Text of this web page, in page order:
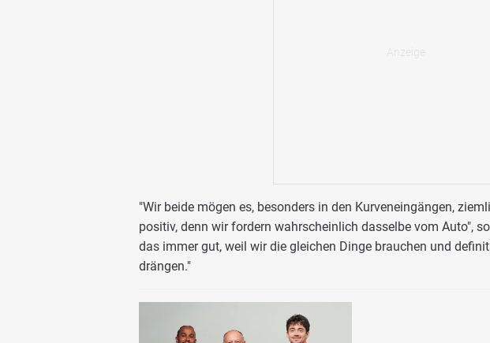
"Wir beide mögen es, besonders in den Kurveneingängen,
positiv, denn wir fordern wahrscheinlich dasselbe vom Auto",
das immer gut, weil wir die gleichen Dinge brauchen und
drängen."